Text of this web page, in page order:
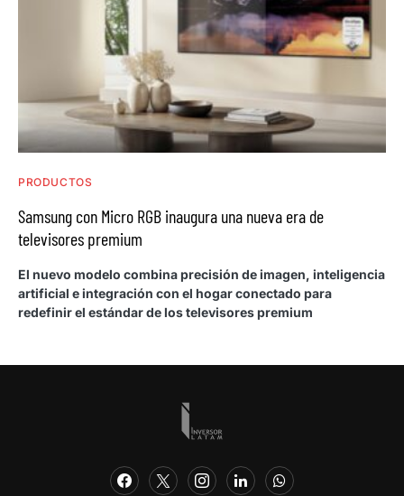
PRODUCTOS
Samsung con Micro RGB inaugura una nueva era de
televisores premium
El nuevo modelo combina precisión de imagen, inteligencia
artificial e integración con el hogar conectado para
redefinir el estándar de los televisores premium